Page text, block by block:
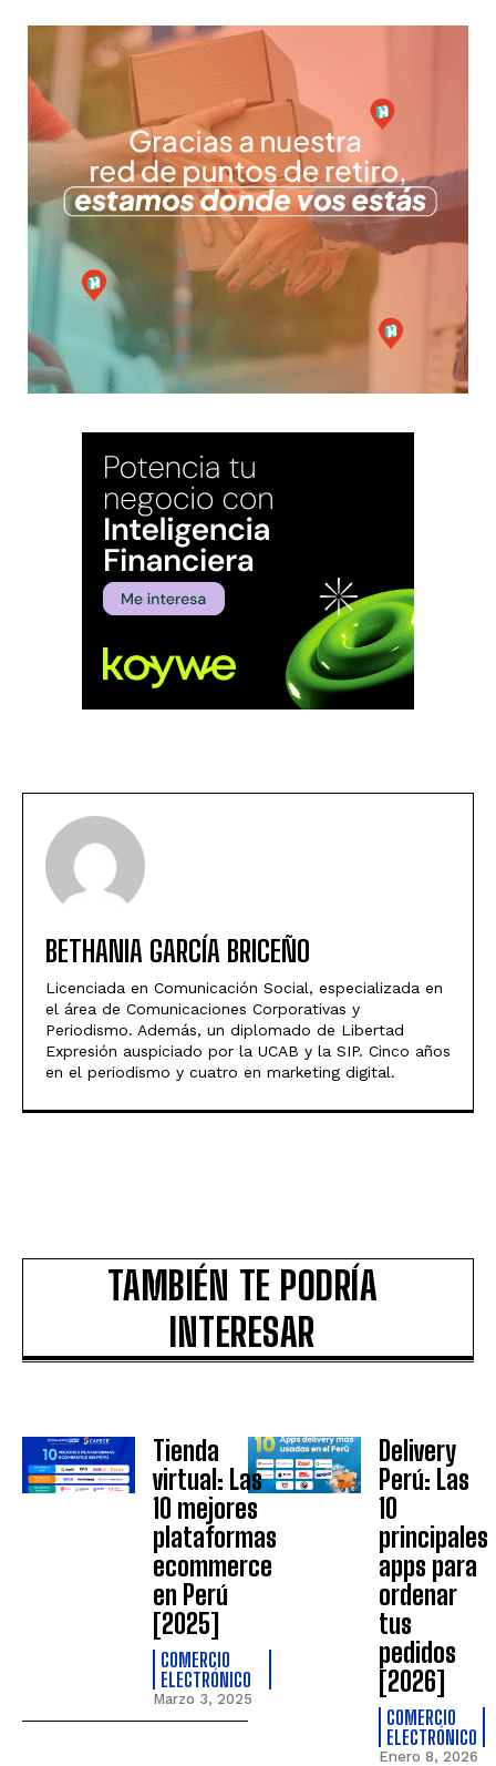
BETHANIA GARCÍA BRICEÑO
Licenciada en Comunicación Social, especializada en
el área de Comunicaciones Corporativas y
Periodismo. Además, un diplomado de Libertad
Expresión auspiciado por la UCAB y la SIP. Cinco años
en el periodismo y cuatro en marketing digital.
TAMBIÉN TE PODRÍA
INTERESAR
Tienda
virtual: Las
10 mejores
plataformas
ecommerce
en Perú
[2025]
COMERCIO
ELECTRÓNICO
Marzo 3, 2025
Delivery
Perú: Las
10
principales
apps para
ordenar
tus
pedidos
[2026]
COMERCIO
ELECTRÓNICO
Enero 8, 2026